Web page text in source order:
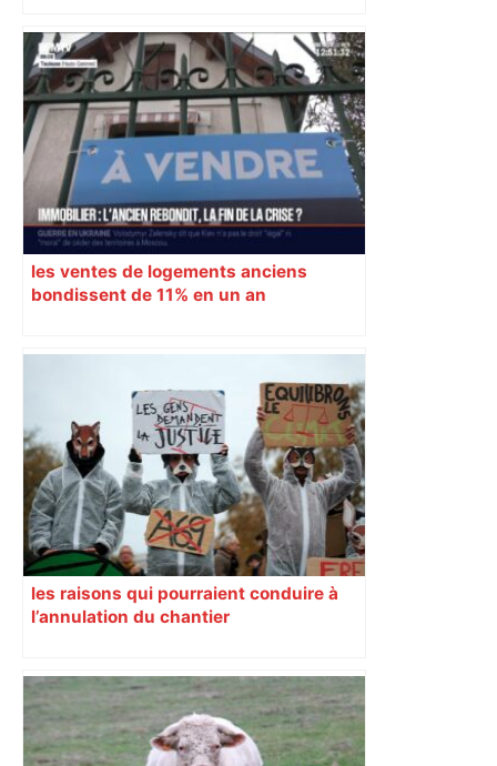
les ventes de logements anciens
bondissent de 11% en un an
les raisons qui pourraient conduire à
l’annulation du chantier